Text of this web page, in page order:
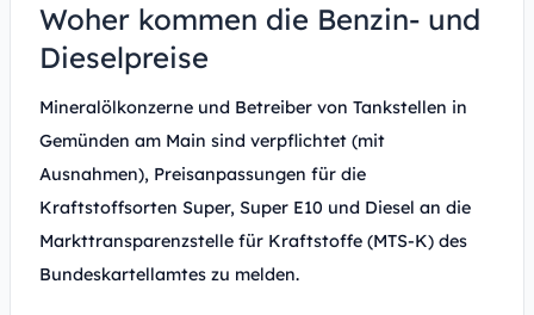
Woher kommen die Benzin- und
Dieselpreise
Mineralölkonzerne und Betreiber von Tankstellen in
Gemünden am Main sind verpflichtet (mit
Ausnahmen), Preisanpassungen für die
Kraftstoffsorten Super, Super E10 und Diesel an die
Markttransparenzstelle für Kraftstoffe (MTS-K) des
Bundeskartellamtes zu melden.